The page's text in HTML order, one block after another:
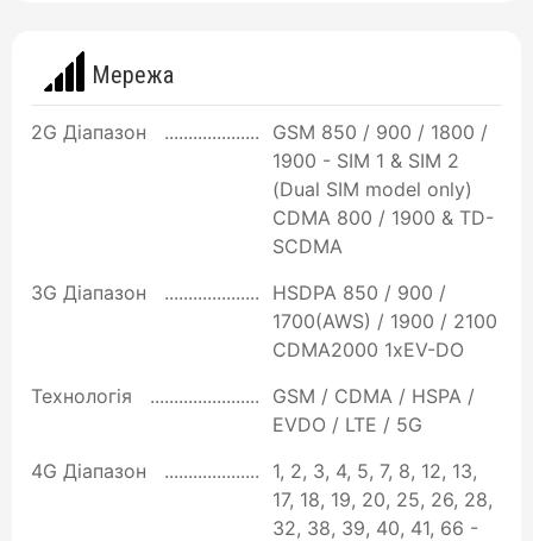
Мережа
2G Діапазон
GSM 850 / 900 / 1800 /
1900 - SIM 1 & SIM 2
(Dual SIM model only)
CDMA 800 / 1900 & TD-
SCDMA
3G Діапазон
HSDPA 850 / 900 /
1700(AWS) / 1900 / 2100
CDMA2000 1xEV-DO
Технологія
GSM / CDMA / HSPA /
EVDO / LTE / 5G
4G Діапазон
1, 2, 3, 4, 5, 7, 8, 12, 13,
17, 18, 19, 20, 25, 26, 28,
32, 38, 39, 40, 41, 66 -